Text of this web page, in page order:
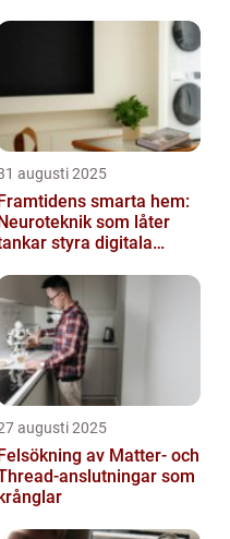
augusti 2025
smarta hem:
som låter
styra digitala
augusti 2025
av Matter‑ och
som